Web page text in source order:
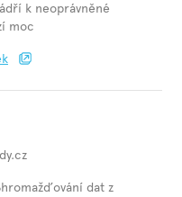
k neoprávněné
moc
dat z